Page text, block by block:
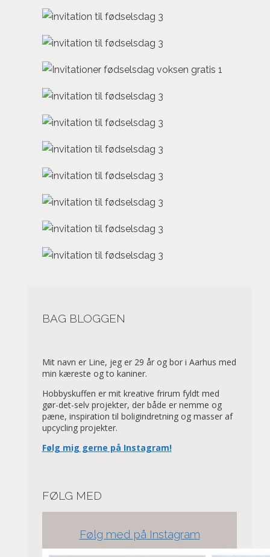
BAG BLOGGEN
Mit navn er Line, jeg er 29 år og bor i Aarhus med
min kæreste og to kaniner.
Hobbyskuffen er mit kreative frirum fyldt med
gør-det-selv projekter, der både er nemme og
pæne, inspiration til boligindretning og masser af
upcycling projekter.
Følg mig gerne på Instagram!
FØLG MED
Følg med på Instagram